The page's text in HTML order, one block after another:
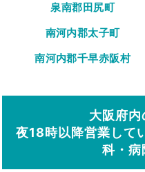
泉南郡田尻町
南河内郡太子町
南河内郡千早赤阪村
大阪府内
夜18時以降営業して
科・病